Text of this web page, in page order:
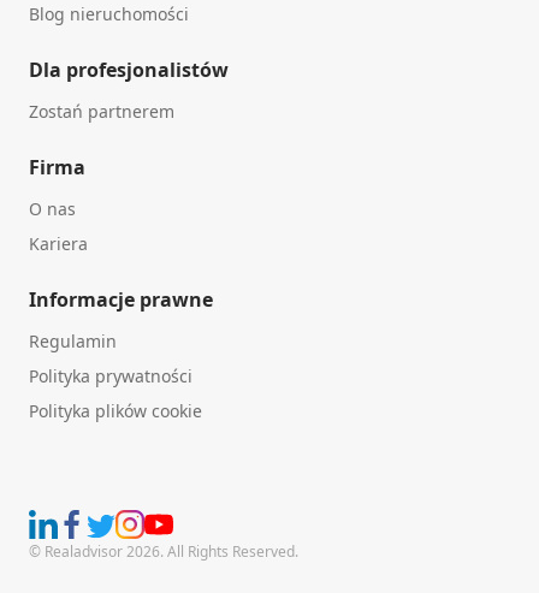
Blog nieruchomości
Dla profesjonalistów
Zostań partnerem
Firma
O nas
Kariera
Informacje prawne
Regulamin
Polityka prywatności
Polityka plików cookie
© Realadvisor 2026. All Rights Reserved.